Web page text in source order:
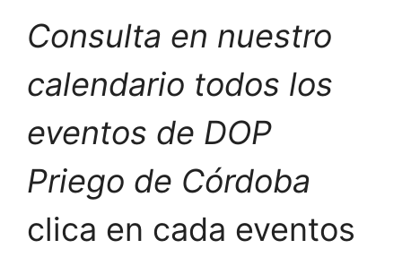
Consulta en nuestro
calendario todos los
eventos de DOP
Priego de Córdoba
clica en cada eventos